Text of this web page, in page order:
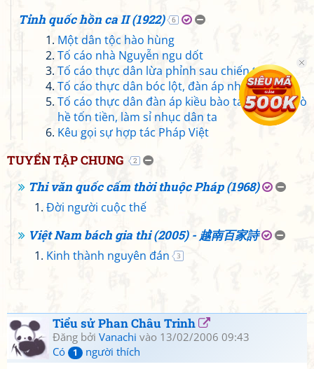
Tỉnh quốc hồn ca II (1922) 6
Một dân tộc hào hùng
Tố cáo nhà Nguyễn ngu dốt
Tố cáo thực dân lừa phỉnh sau chiến tranh
Tố cáo thực dân bóc lột, đàn áp nhân dân ta
Tố cáo thực dân đàn áp kiều bào ta, bày các trò
hề tốn tiền, làm sỉ nhục dân ta
Kêu gọi sự hợp tác Pháp Việt
TUYỂN TẬP CHUNG 2
Thi văn quốc cấm thời thuộc Pháp (1968)
Đời người cuộc thế
Việt Nam bách gia thi (2005) - 越南百家詩
Kinh thành nguyên đán 3
Tiểu sử Phan Châu Trinh
Đăng bởi Vanachi vào 13/02/2006 09:43
Có
1 người thích